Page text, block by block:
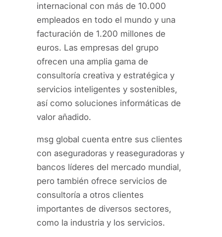
internacional con más de 10.000
empleados en todo el mundo y una
facturación de 1.200 millones de
euros. Las empresas del grupo
ofrecen una amplia gama de
consultoría creativa y estratégica y
servicios inteligentes y sostenibles,
así como soluciones informáticas de
valor añadido.
msg global cuenta entre sus clientes
con aseguradoras y reaseguradoras y
bancos líderes del mercado mundial,
pero también ofrece servicios de
consultoría a otros clientes
importantes de diversos sectores,
como la industria y los servicios.